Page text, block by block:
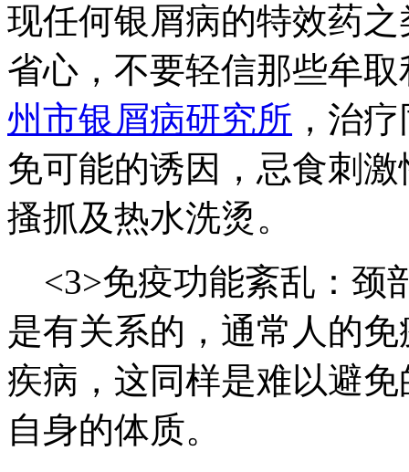
现任何银屑病的特效药
省心，不要轻信那些牟
州市银屑病研究所 ，治
免可能的诱因，忌食刺
搔抓及热水洗烫。
<3>免疫功能紊乱：颈
是有关系的，通常人的
疾病，这同样是难以避
自身的体质。